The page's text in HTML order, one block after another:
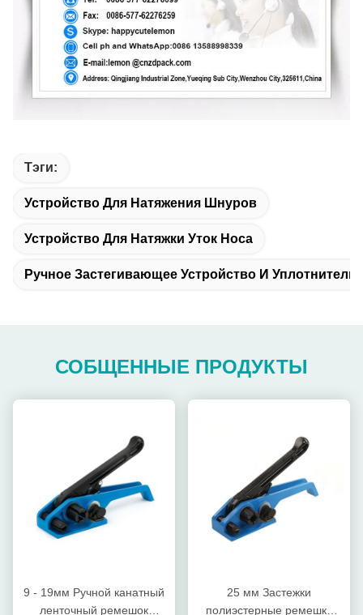
Тэги:
Устройство Для Натяжения Шнуров
Устройство Для Натяжки Уток Носа
Ручное Застегивающее Устройство И
СОБЩЕННЫЕ ПРОДУКТЫ
9 - 19мм Ручной канатный
ленточный ремешок
25 мм Застежки
полиэстерные ремешки